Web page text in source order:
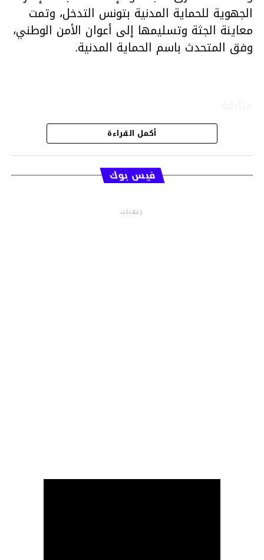
الجهوية للحماية المدنية بتونس التدخل، وتمت
معاينة الجثة وتسليمها إلى أعوان الأمن الوطني،
وفق المتحدث باسم الحماية المدنية.
قسم الاخبار
أكمل القراءة
فيس بوك
إعلانات